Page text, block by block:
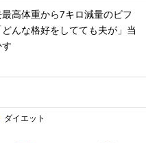
高体重から7キロ減量のビフ
んな格好をしてても夫が」当
ダイエット